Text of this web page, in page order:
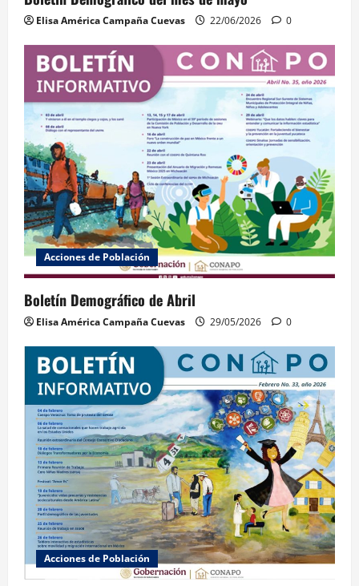
Elisa América Campaña Cuevas 22/06/2026 0
Acciones de Población
Boletín Demográfico de Abril
Elisa América Campaña Cuevas 29/05/2026 0
Acciones de Población